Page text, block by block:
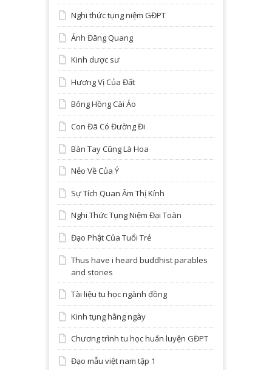
Nghi thức tụng niệm GĐPT
Ánh Đăng Quang
Kinh dược sư
Hương Vị Của Đất
Bông Hồng Cài Áo
Con Đã Có Đường Đi
Bàn Tay Cũng Là Hoa
Nẻo Về Của Ý
Sự Tích Quan Âm Thị Kính
Nghi Thức Tụng Niệm Đại Toàn
Đạo Phật Của Tuổi Trẻ
Thus have i heard buddhist parables
and stories
Tài liệu tu học ngành đồng
Kinh tụng hằng ngày
Chương trình tu học huấn luyện GĐPT
Đạo mẫu việt nam tập 1